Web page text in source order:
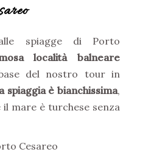
spiagge di Porto
località balneare
del nostro tour in
spiaggia è bianchissima,
il mare è turchese senza